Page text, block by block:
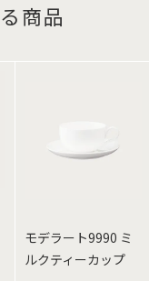
商品
モデラート9990 ミ
ルクティーカップ